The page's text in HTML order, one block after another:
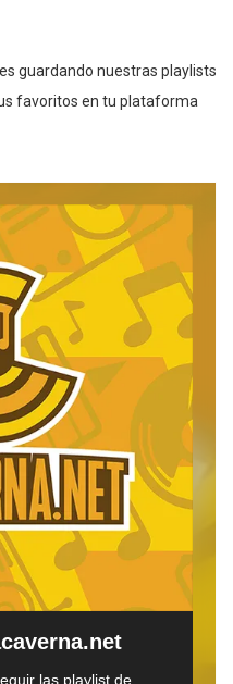
guardando nuestras playlists
favoritos en tu plataforma